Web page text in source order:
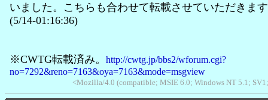
いました。こちらも合わせて転載させていただきま
(5/14-01:16:36)
※CWTG転載済み。 http://cwtg.jp/bbs2/wforum.cgi?
no=7292&reno=7163&oya=7163&mode=msgview
<Mozilla/4.0 (compatible; MSIE 6.0; Windows NT 5.1;